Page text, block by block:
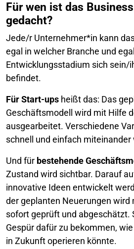
Für wen ist das
gedacht?
Jede/r Unternehmer*in kann
egal in welcher Branche und
Entwicklungsstadium sich sein/
befindet.
Für Start-ups heißt das: Das
Geschäftsmodell wird mit Hilfe
ausgearbeitet. Verschiedene
schnell und einfach
Und für bestehende
Zustand wird sichtbar. Darauf
innovative Ideen entwickelt
der geplanten Neuerungen wird
sofort geprüft und abgeschätzt.
Gespür dafür zu bekommen,
in Zukunft operieren könnte.